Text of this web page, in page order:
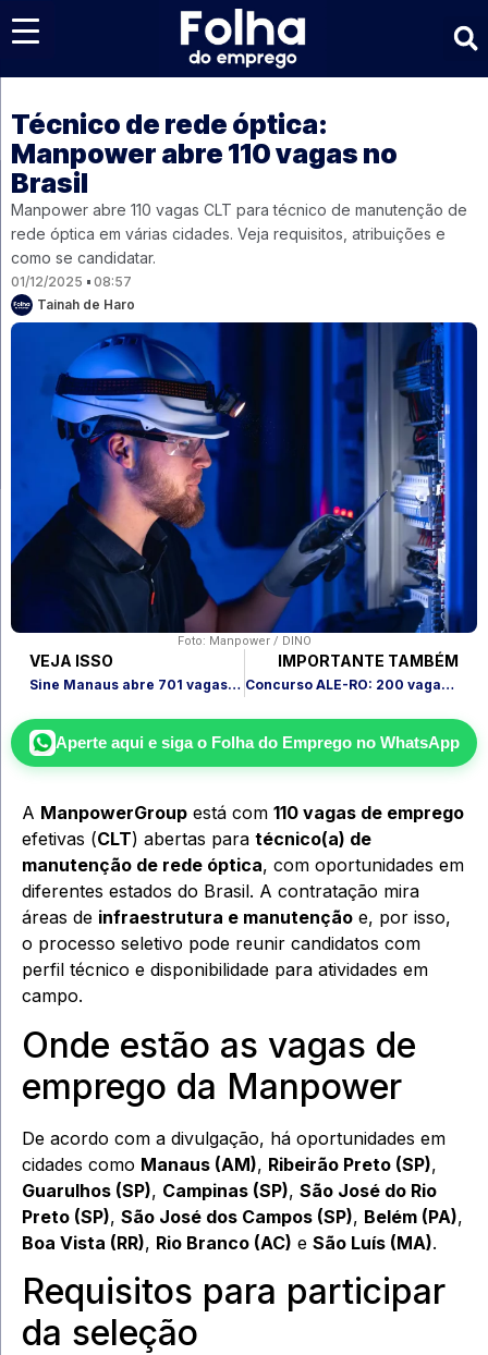
Técnico de rede óptica:
Manpower abre 110 vagas no
Brasil
Manpower abre 110 vagas CLT para técnico de manutenção de
rede óptica em várias cidades. Veja requisitos, atribuições e
como se candidatar.
01/12/2025
08:57
Tainah de Haro
Foto: Manpower / DINO
VEJA ISSO
Sine Manaus abre 701 vagas nesta segunda (1º/12); veja lista
IMPORTANTE TAMBÉM
Concurso ALE-RO: 200 vagas e salário de até R$ 24 mil
Aperte aqui e siga o Folha do Empregono WhatsApp
A ManpowerGroup está com 110 vagas de emprego
efetivas (CLT) abertas para técnico(a) de
manutenção de rede óptica, com oportunidades em
diferentes estados do Brasil. A contratação mira
áreas de infraestrutura e manutenção e, por isso,
o processo seletivo pode reunir candidatos com
perfil técnico e disponibilidade para atividades em
campo.
Onde estão as vagas de
emprego da Manpower
De acordo com a divulgação, há oportunidades em
cidades como Manaus (AM), Ribeirão Preto (SP),
Guarulhos (SP), Campinas (SP), São José do Rio
Preto (SP), São José dos Campos (SP), Belém (PA),
Boa Vista (RR), Rio Branco (AC) e São Luís (MA).
Requisitos para participar
da seleção